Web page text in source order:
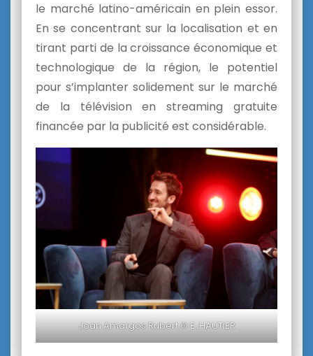
le marché latino-américain en plein essor.
En se concentrant sur la localisation et en
tirant parti de la croissance économique et
technologique de la région, le potentiel
pour s’implanter solidement sur le marché
de la télévision en streaming gratuite
financée par la publicité est considérable.
Joan Amargos Rubert © E. HAUTIER